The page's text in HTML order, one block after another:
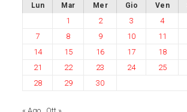
Lun Mar Mer Gio Ven
1 2 3 4
7
8 9 10 11
14
15 16 17 18
21
22 23 24 25
28
29 30
« Ago Ott »